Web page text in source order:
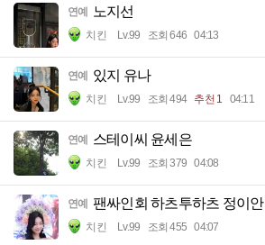
연예 노지선
치킨 Lv.99 조회 646 04:13
연예 있지 유나
치킨 Lv.99 조회 494 추천 1 04:11
연예 스테이씨 윤세은
치킨 Lv.99 조회 379 04:08
연예 팬싸인회 하츠투하츠 정이안
치킨 Lv.99 조회 455 04:07